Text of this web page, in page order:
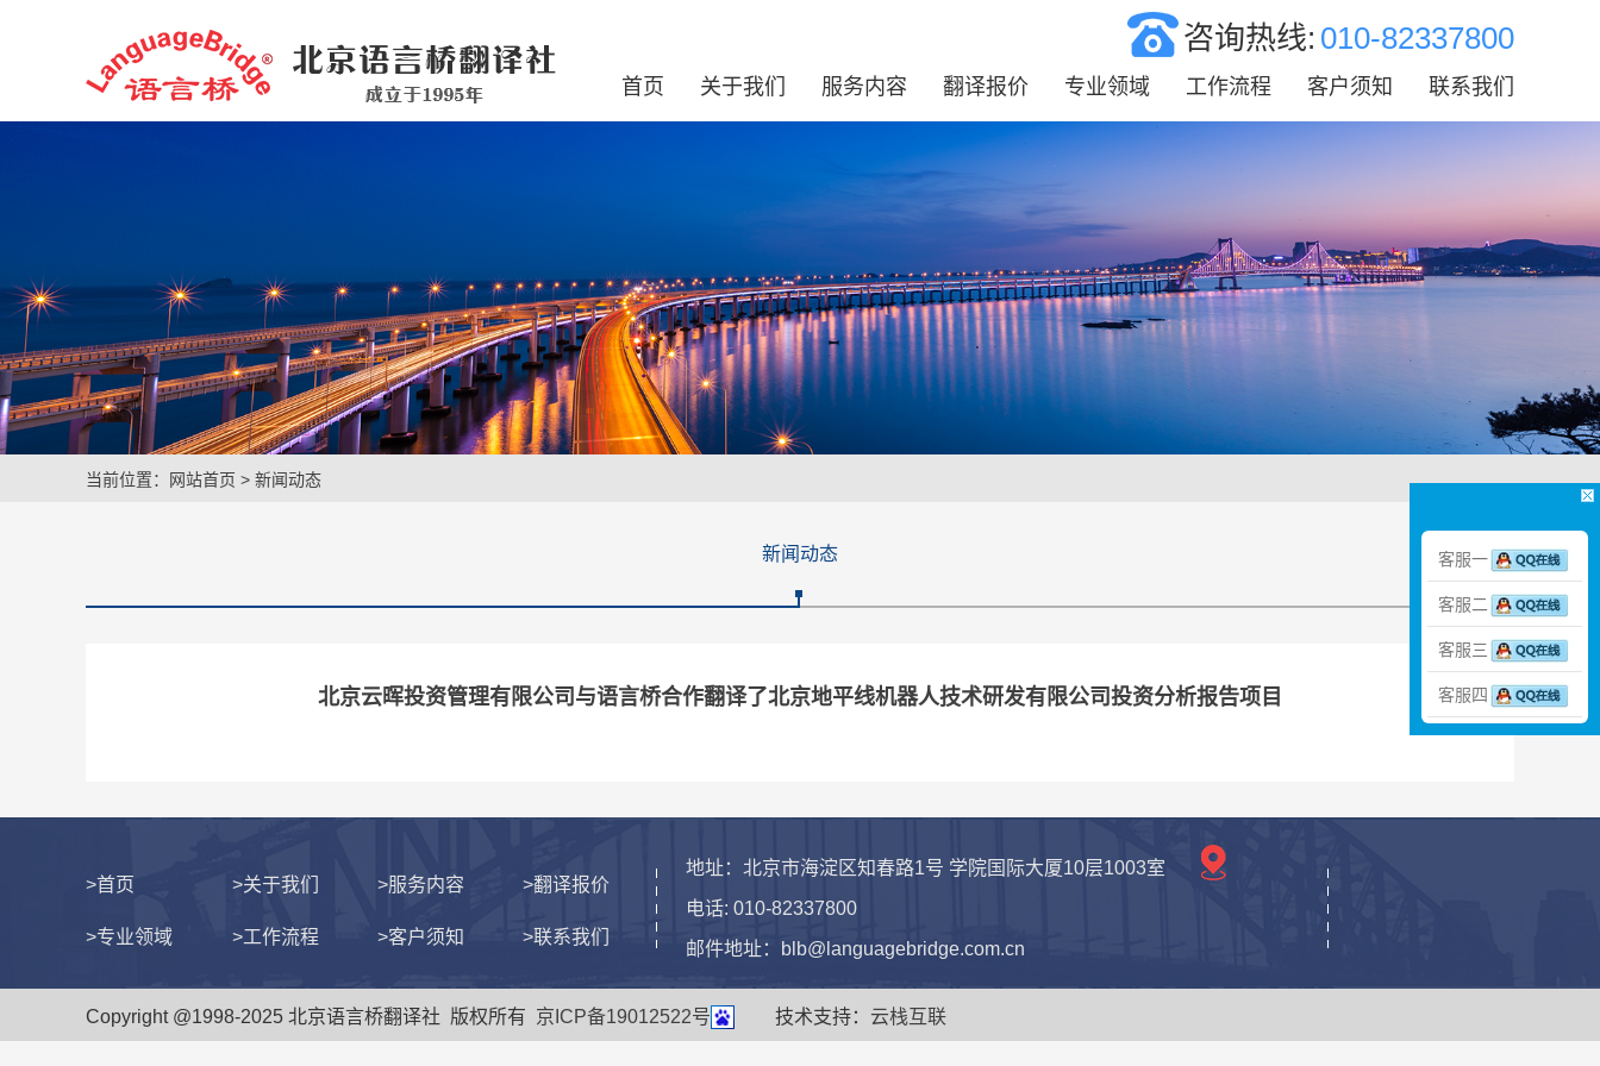
咨询热线: 010-82337800
首页 关于我们 服务内容 翻译报价 专业领域 工作流程 客户须知 联系我们
当前位置： 网站首页 > 新闻动态
新闻动态
北京云晖投资管理有限公司与语言桥合作翻译了北京地平线机器人技术研发有限公司投资分析报告项目
>首页 >关于我们 >服务内容 >翻译报价
>专业领域 >工作流程 >客户须知 >联系我们
地址：北京市海淀区知春路1号 学院国际大厦10层1003室
电话: 010-82337800
邮件地址：blb@languagebridge.com.cn
Copyright @1998-2025 北京语言桥翻译社 版权所有 京ICP备19012522号 技术支持： 云栈互联
客服一
客服二
客服三
客服四